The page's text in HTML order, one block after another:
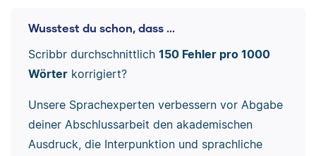
Wusstest du schon, dass ...
Scribbr durchschnittlich 150 Fehler pro 1000
Wörterkorrigiert?
Unsere Sprachexperten verbessern vor Abgabe
deiner Abschlussarbeit den akademischen
Ausdruck, die Interpunktion und sprachliche